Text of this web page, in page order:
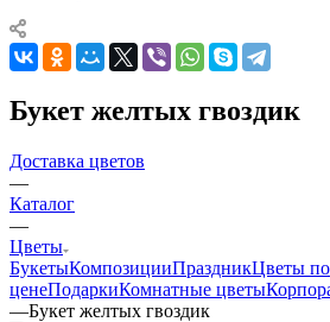
Букет желтых гвоздик
Доставка цветов
—
Каталог
—
Цветы
БукетыКомпозицииПраздникЦветы по
ценеПодаркиКомнатные цветы
—Букет желтых гвоздик